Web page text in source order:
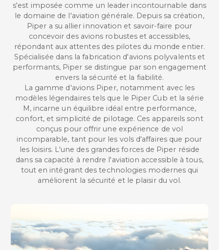
s'est imposée comme un leader incontournable dans
le domaine de l'aviation générale. Depuis sa création,
Piper a su allier innovation et savoir-faire pour
concevoir des avions robustes et accessibles,
répondant aux attentes des pilotes du monde entier.
Spécialisée dans la fabrication d'avions polyvalents et
performants, Piper se distingue par son engagement
envers la sécurité et la fiabilité.
La gamme d'avions Piper, notamment avec les
modèles légendaires tels que le Piper Cub et la série
M, incarne un équilibre idéal entre performance,
confort, et simplicité de pilotage. Ces appareils sont
conçus pour offrir une expérience de vol
incomparable, tant pour les vols d'affaires que pour
les loisirs. L'une des grandes forces de Piper réside
dans sa capacité à rendre l'aviation accessible à tous,
tout en intégrant des technologies modernes qui
améliorent la sécurité et le plaisir du vol.